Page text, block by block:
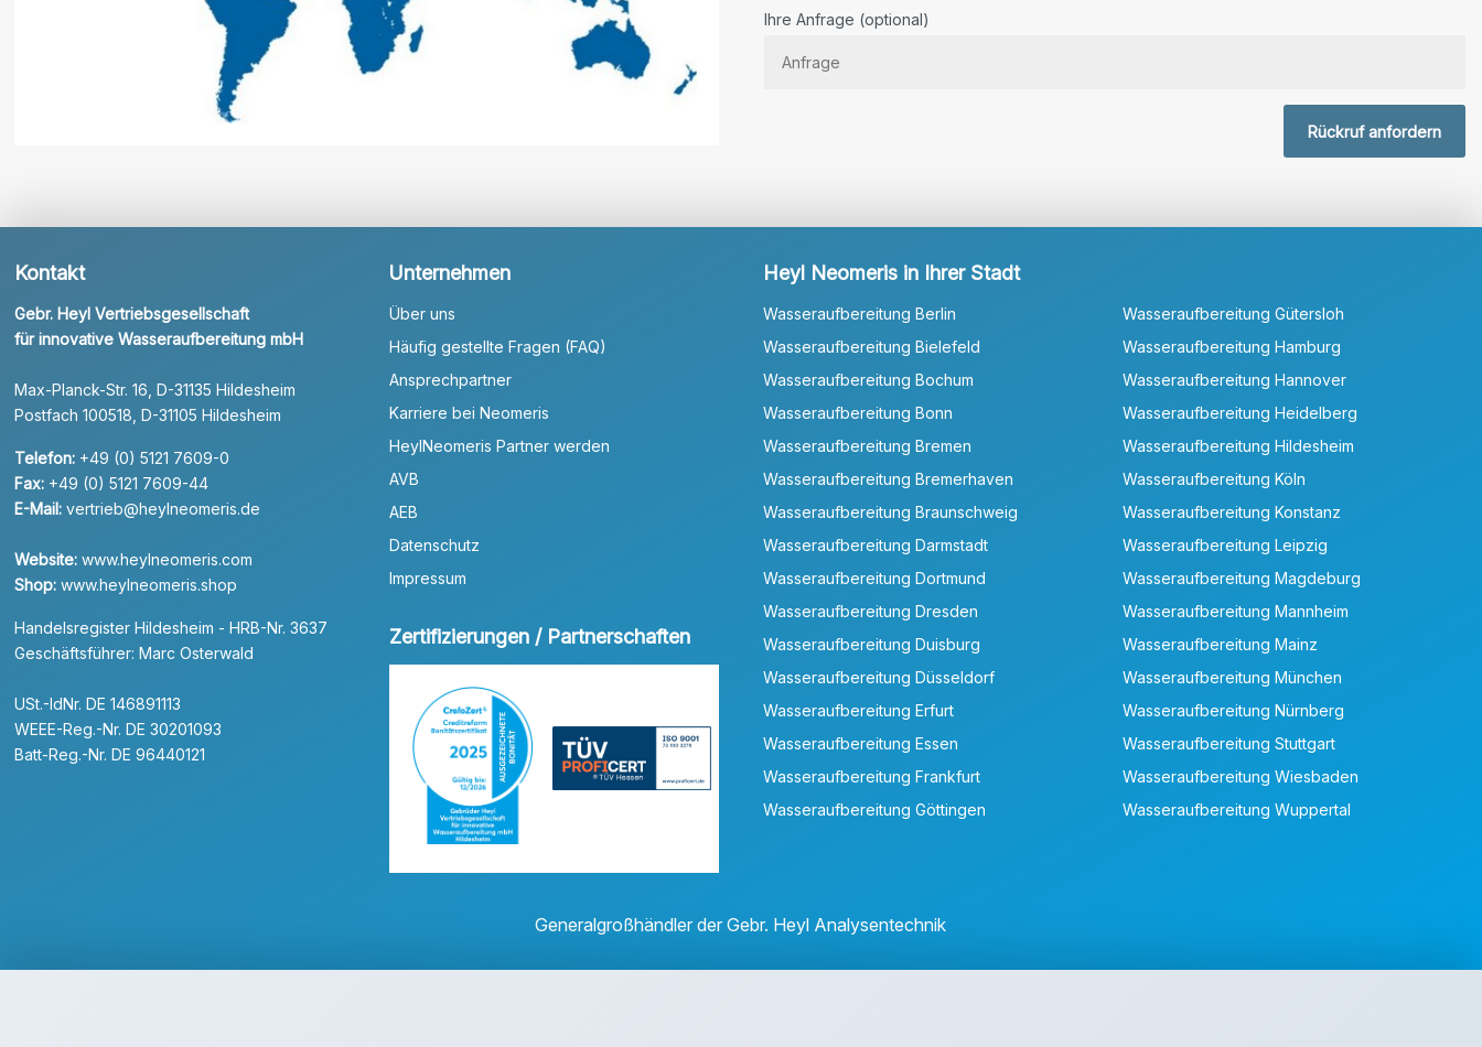
Ihre Anfrage (optional)
Rückruf anfordern
Kontakt
Gebr. Heyl Vertriebsgesellschaft
für innovative Wasseraufbereitung mbH
Max-Planck-Str. 16, D-31135 Hildesheim
Postfach 100518, D-31105 Hildesheim
Telefon: +49 (0) 5121 7609-0
Fax: +49 (0) 5121 7609-44
E-Mail: vertrieb@heylneomeris.de
Website: www.heylneomeris.com
Shop: www.heylneomeris.shop
Handelsregister Hildesheim - HRB-Nr. 3637
Geschäftsführer: Marc Osterwald
USt.-IdNr. DE 146891113
WEEE-Reg.-Nr. DE 30201093
Batt-Reg.-Nr. DE 96440121
Unternehmen
Über uns
Häufig gestellte Fragen (FAQ)
Ansprechpartner
Karriere bei Neomeris
HeylNeomeris Partner werden
AVB
AEB
Datenschutz
Impressum
Zertifizierungen / Partnerschaften
Heyl Neomeris in Ihrer Stadt
Wasseraufbereitung Berlin
Wasseraufbereitung Bielefeld
Wasseraufbereitung Bochum
Wasseraufbereitung Bonn
Wasseraufbereitung Bremen
Wasseraufbereitung Bremerhaven
Wasseraufbereitung Braunschweig
Wasseraufbereitung Darmstadt
Wasseraufbereitung Dortmund
Wasseraufbereitung Dresden
Wasseraufbereitung Duisburg
Wasseraufbereitung Düsseldorf
Wasseraufbereitung Erfurt
Wasseraufbereitung Essen
Wasseraufbereitung Frankfurt
Wasseraufbereitung Göttingen
Wasseraufbereitung Gütersloh
Wasseraufbereitung Hamburg
Wasseraufbereitung Hannover
Wasseraufbereitung Heidelberg
Wasseraufbereitung Hildesheim
Wasseraufbereitung Köln
Wasseraufbereitung Konstanz
Wasseraufbereitung Leipzig
Wasseraufbereitung Magdeburg
Wasseraufbereitung Mannheim
Wasseraufbereitung Mainz
Wasseraufbereitung München
Wasseraufbereitung Nürnberg
Wasseraufbereitung Stuttgart
Wasseraufbereitung Wiesbaden
Wasseraufbereitung Wuppertal
Generalgroßhändler der Gebr. Heyl Analysentechnik